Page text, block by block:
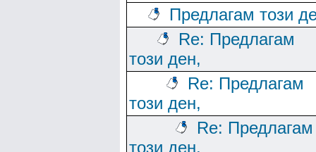
Предлагам този
Re: Предлагам
този ден,
Re: Предлагам
този ден,
Re: Предлагам
този ден,